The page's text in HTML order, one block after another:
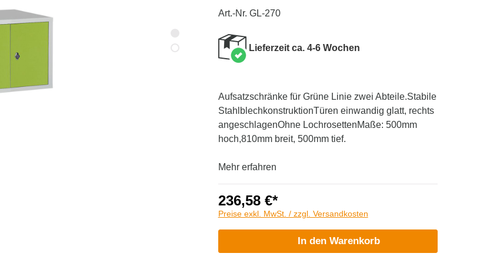
Art.-Nr. GL-270
Lieferzeit ca. 4-6 Wochen
Aufsatzschränke für Grüne Linie zwei Abteile.Stabile
StahlblechkonstruktionTüren einwandig glatt, rechts
angeschlagenOhne LochrosettenMaße: 500mm
hoch,810mm breit, 500mm tief.
Mehr erfahren
236,58 €*
Preise exkl. MwSt. / zzgl. Versandkosten
In den Warenkorb